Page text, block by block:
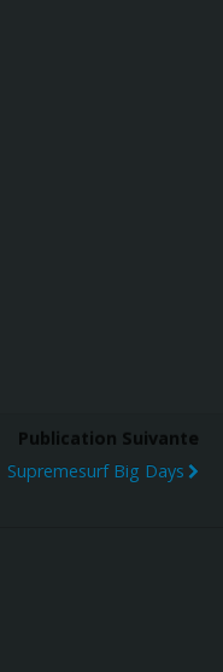
Publication Suivante
Supremesurf Big Days